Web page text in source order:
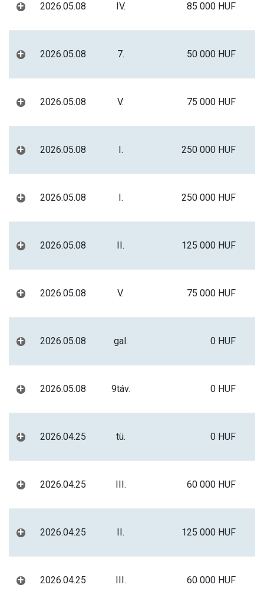
+ 2026.05.08 IV. 85 000 HUF
+ 2026.05.08 7. 50 000 HUF
+ 2026.05.08 V. 75 000 HUF
+ 2026.05.08 I. 250 000 HUF
+ 2026.05.08 I. 250 000 HUF
+ 2026.05.08 II. 125 000 HUF
+ 2026.05.08 V. 75 000 HUF
+ 2026.05.08 gal. 0 HUF
+ 2026.05.08 9táv. 0 HUF
+ 2026.04.25 tü. 0 HUF
+ 2026.04.25 III. 60 000 HUF
+ 2026.04.25 II. 125 000 HUF
+ 2026.04.25 III. 60 000 HUF